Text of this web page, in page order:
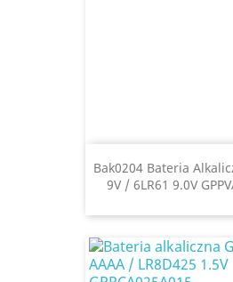
Bak0204 Bateria
9V / 6LR61 9.0V